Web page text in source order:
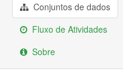
SobreConjuntos de dados
Fluxo de Atividades
Sobre